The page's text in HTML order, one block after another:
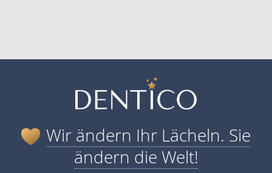
Wir ändern Ihr Lächeln. Sie
ändern die Welt!